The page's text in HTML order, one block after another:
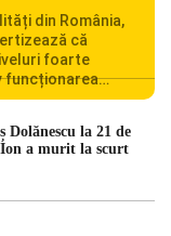
din România,
că
foarte
funcționarea
se confruntă
punct de vedere
Dolănescu la 21 de
a murit la scurt